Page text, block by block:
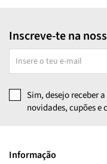
Inscreve-te na
Sim, desejo receber
novidades, cupões e
Informação